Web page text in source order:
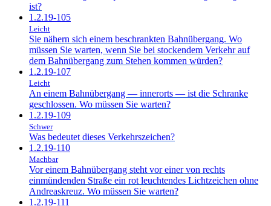
ist?
1.2.19-105
Leicht
Sie nähern sich einem beschrankten Bahnübergang. Wo
müssen Sie warten, wenn Sie bei stockendem Verkehr auf
dem Bahnübergang zum Stehen kommen würden?
1.2.19-107
Leicht
An einem Bahnübergang — innerorts — ist die Schranke
geschlossen. Wo müssen Sie warten?
1.2.19-109
Schwer
Was bedeutet dieses Verkehrszeichen?
1.2.19-110
Machbar
Vor einem Bahnübergang steht vor einer von rechts
einmündenden Straße ein rot leuchtendes Lichtzeichen ohne
Andreaskreuz. Wo müssen Sie warten?
1.2.19-111